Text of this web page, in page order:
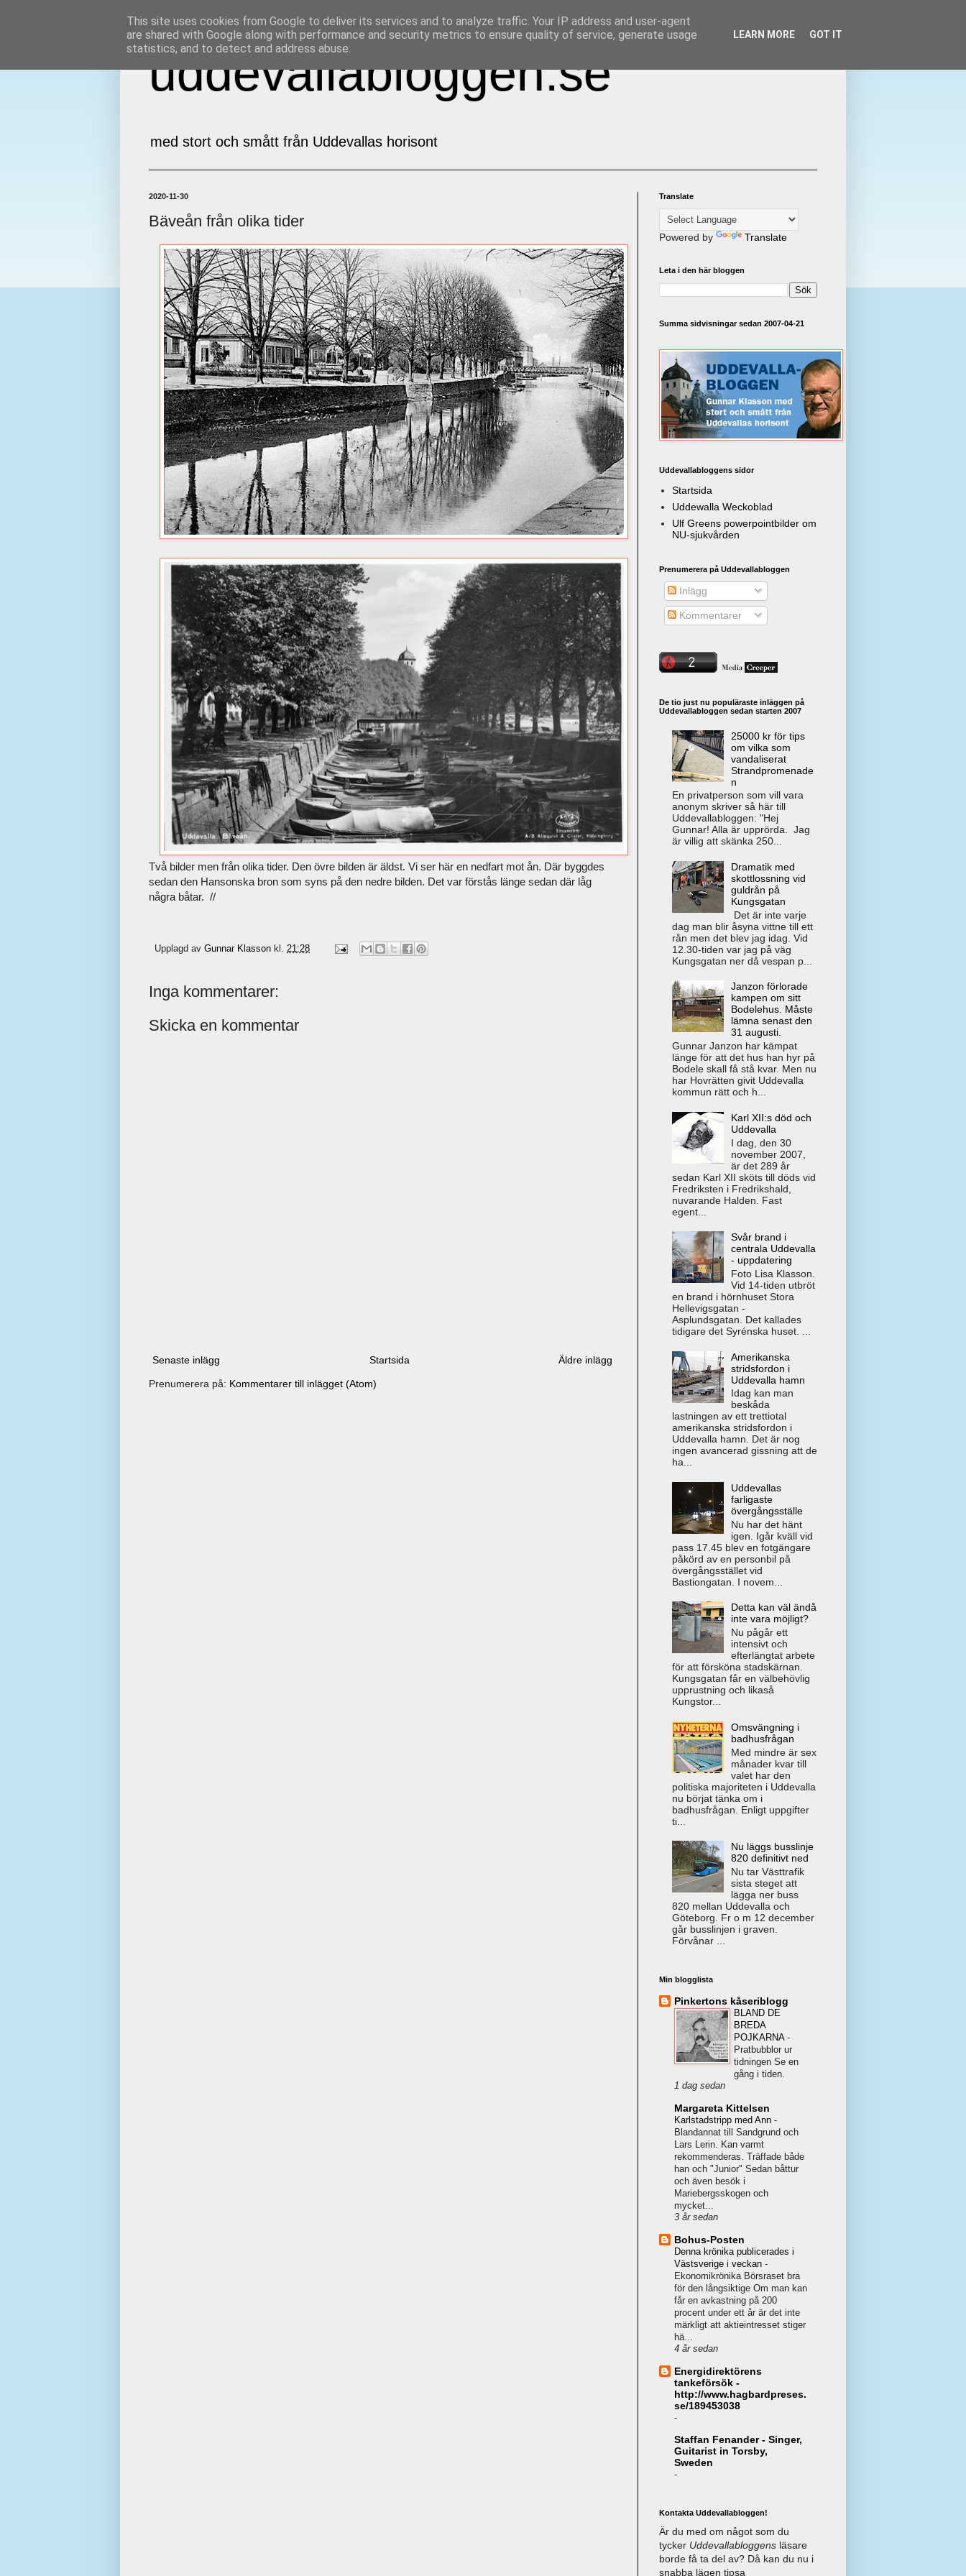
uddevallabloggen.se
med stort och smått från Uddevallas horisont
2020-11-30
Bäveån från olika tider
Två bilder men från olika tider. Den övre bilden är äldst. Vi ser här en nedfart mot ån. Där byggdes
sedan den Hansonska bron som syns på den nedre bilden. Det var förstås länge sedan där låg
några båtar. //
Upplagd av Gunnar Klasson kl. 21:28
Inga kommentarer:
Skicka en kommentar
Senaste inlägg Äldre inlägg
Startsida
Prenumerera på: Kommentarer till inlägget (Atom)
Translate
Powered by Translate
Leta i den här bloggen
Summa sidvisningar sedan 2007-04-21
Uddevallabloggens sidor
Startsida
Uddewalla Weckoblad
Ulf Greens powerpointbilder om
NU-sjukvården
Prenumerera på Uddevallabloggen
Inlägg
Kommentarer
De tio just nu populäraste inläggen på
Uddevallabloggen sedan starten 2007
25000 kr för tips
om vilka som
vandaliserat
Strandpromenade
n
En privatperson som vill vara
anonym skriver så här till
Uddevallabloggen: "Hej
Gunnar! Alla är upprörda. Jag
är villig att skänka 250...
Dramatik med
skottlossning vid
guldrån på
Kungsgatan
Det är inte varje
dag man blir åsyna vittne till ett
rån men det blev jag idag. Vid
12.30-tiden var jag på väg
Kungsgatan ner då vespan p...
Janzon förlorade
kampen om sitt
Bodelehus. Måste
lämna senast den
31 augusti.
Gunnar Janzon har kämpat
länge för att det hus han hyr på
Bodele skall få stå kvar. Men nu
har Hovrätten givit Uddevalla
kommun rätt och h...
Karl XII:s död och
Uddevalla
I dag, den 30
november 2007,
är det 289 år
sedan Karl XII sköts till döds vid
Fredriksten i Fredrikshald,
nuvarande Halden. Fast
egent...
Svår brand i
centrala Uddevalla
- uppdatering
Foto Lisa Klasson.
Vid 14-tiden utbröt
en brand i hörnhuset Stora
Hellevigsgatan -
Asplundsgatan. Det kallades
tidigare det Syrénska huset. ...
Amerikanska
stridsfordon i
Uddevalla hamn
Idag kan man
beskåda
lastningen av ett trettiotal
amerikanska stridsfordon i
Uddevalla hamn. Det är nog
ingen avancerad gissning att de
ha...
Uddevallas
farligaste
övergångsställe
Nu har det hänt
igen. Igår kväll vid
pass 17.45 blev en fotgängare
påkörd av en personbil på
övergångsstället vid
Bastiongatan. I novem...
Detta kan väl ändå
inte vara möjligt?
Nu pågår ett
intensivt och
efterlängtat arbete
för att försköna stadskärnan.
Kungsgatan får en välbehövlig
upprustning och likaså
Kungstor...
Omsvängning i
badhusfrågan
Med mindre är sex
månader kvar till
valet har den
politiska majoriteten i Uddevalla
nu börjat tänka om i
badhusfrågan. Enligt uppgifter
ti...
Nu läggs busslinje
820 definitivt ned
Nu tar Västtrafik
sista steget att
lägga ner buss
820 mellan Uddevalla och
Göteborg. Fr o m 12 december
går busslinjen i graven.
Förvånar ...
Min blogglista
Pinkertons kåseriblogg
BLAND DE
BREDA
POJKARNA -
Pratbubblor ur
tidningen Se en
gång i tiden.
1 dag sedan
Margareta Kittelsen
Karlstadstripp med Ann -
Blandannat till Sandgrund och
Lars Lerin. Kan varmt
rekommenderas. Träffade både
han och "Junior" Sedan båttur
och även besök i
Mariebergsskogen och
mycket...
3 år sedan
Bohus-Posten
Denna krönika publicerades i
Västsverige i veckan -
Ekonomikrönika Börsraset bra
för den långsiktige Om man kan
får en avkastning på 200
procent under ett år är det inte
märkligt att aktieintresset stiger
hä...
4 år sedan
Energidirektörens
tankeförsök -
http://www.hagbardpreses.
se/189453038
-
Staffan Fenander - Singer,
Guitarist in Torsby,
Sweden
-
Kontakta Uddevallabloggen!
Är du med om något som du
tycker Uddevallabloggens läsare
borde få ta del av? Då kan du nu i
snabba lägen tipsa
This site uses cookies from Google to deliver its services and to analyze traffic. Your IP address and user-agent
are shared with Google along with performance and security metrics to ensure quality of service, generate usage
statistics, and to detect and address abuse.
LEARN MORE GOT IT